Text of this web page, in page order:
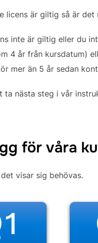
licens är giltig så är
inte är giltig eller du
4 år från kursdatum)
mer än 5 år sedan
ta nästa steg i vår
för våra
visar sig behövas.